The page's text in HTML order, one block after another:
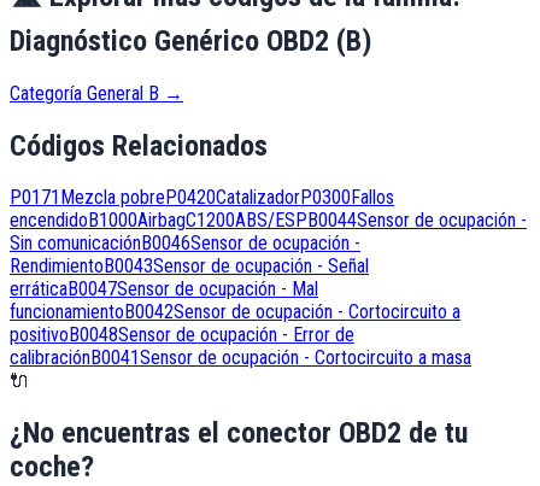
Diagnóstico Genérico OBD2 (B)
Categoría General B →
Códigos Relacionados
P0171 Mezcla pobre P0420CatalizadorP0300 Fallos
encendido B1000AirbagC1200ABS/ESP B0044Sensor de ocupación -
Sin comunicaciónB0046Sensor de ocupación -
Rendimiento B0043Sensor de ocupación - Señal
erráticaB0047Sensor de ocupación - Mal
funcionamiento B0042Sensor de ocupación - Cortocircuito a
positivo B0048Sensor de ocupación - Error de
calibraciónB0041Sensor de ocupación - Cortocircuito a masa
🔌
¿No encuentras el conector OBD2 de tu
coche?